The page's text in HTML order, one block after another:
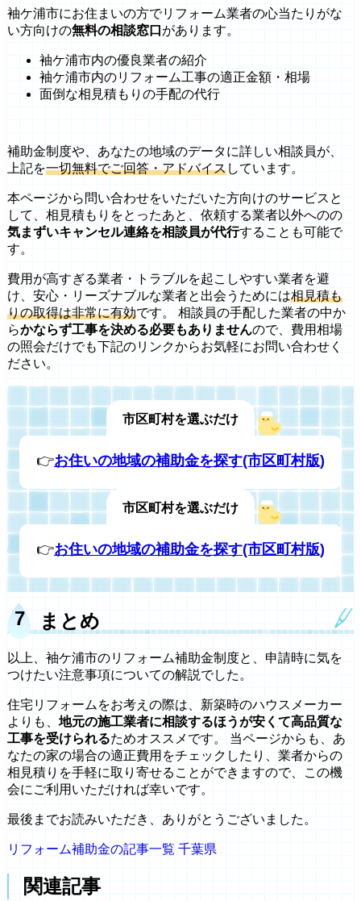
袖ケ浦市にお住まいの方でリフォーム業者の心当たりがな
い方向けの無料の相談窓口 があります。
袖ケ浦市内の優良業者の紹介
袖ケ浦市内のリフォーム工事の適正金額・相場
面倒な相見積もりの手配の代行
補助金制度や、あなたの地域のデータに詳しい相談員が、
上記を一切無料でご回答・アドバイスしています。
本ページから問い合わせをいただいた方向けのサービスと
して、相見積もりをとったあと、依頼する業者以外へのの
気まずいキャンセル連絡を相談員が代行することも可能で
す。
費用が高すぎる業者・トラブルを起こしやすい業者を避
け、安心・リーズナブルな業者と出会うためには相見積も
りの取得は非常に有効です。 相談員の手配した業者の中か
らかならず工事を決める必要もありませんので、費用相場
の照会だけでも下記のリンクからお気軽にお問い合わせく
ださい。
市区町村を選ぶだけ
👉お住いの地域の補助金を探す(市区町村版)
市区町村を選ぶだけ
👉お住いの地域の補助金を探す(市区町村版)
まとめ
以上、袖ケ浦市のリフォーム補助金制度と、申請時に気を
つけたい注意事項についての解説でした。
住宅リフォームをお考えの際は、新築時のハウスメーカー
よりも、 地元の施工業者に相談するほうが安くて高品質な
工事を受けられるためオススメです。 当ページからも、あ
なたの家の場合の適正費用をチェックしたり、業者からの
相見積りを手軽に取り寄せることができますので、この機
会にご利用いただければ幸いです。
最後までお読みいただき、ありがとうございました。
リフォーム補助金の記事一覧 千葉県
関連記事